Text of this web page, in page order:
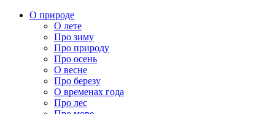
О природе
О лете
Про зиму
Про природу
Про осень
О весне
Про березу
О временах года
Про лес